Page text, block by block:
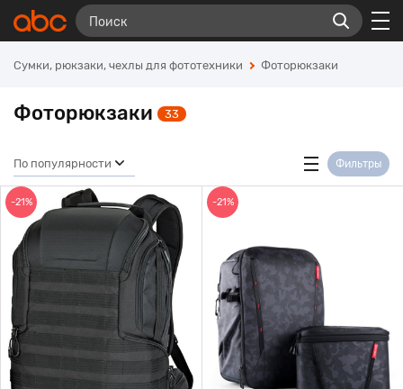
Сумки, рюкзаки, чехлы для фототехники Фоторюкзаки
Фоторюкзаки 33
По популярности Фильтры
-21% -21%